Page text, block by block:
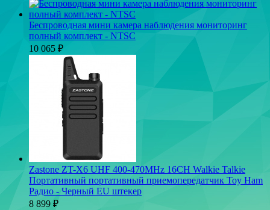
Беспроводная мини камера наблюдения мониторинг
полный комплект - NTSC
10 065 ₽
Zastone ZT-X6 UHF 400-470MHz 16CH Walkie Talkie
Портативный портативный приемопередатчик Toy Ham
Радио - Черный EU штекер
8 899 ₽